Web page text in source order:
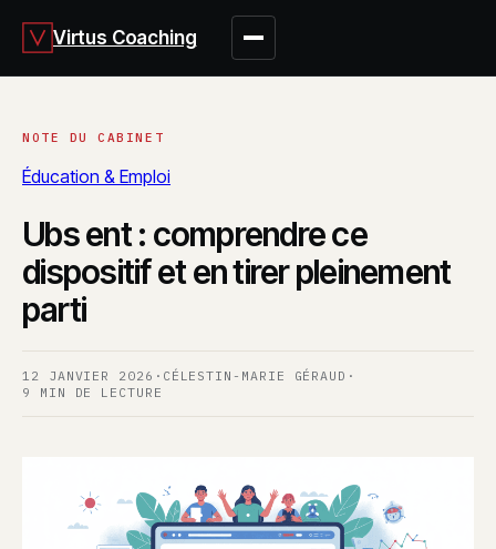
Virtus Coaching
Éducation & Emploi
Ubs ent : comprendre ce
dispositif et en tirer pleinement
parti
12 JANVIER 2026 · CÉLESTIN-MARIE GÉRAUD ·
9 MIN DE LECTURE